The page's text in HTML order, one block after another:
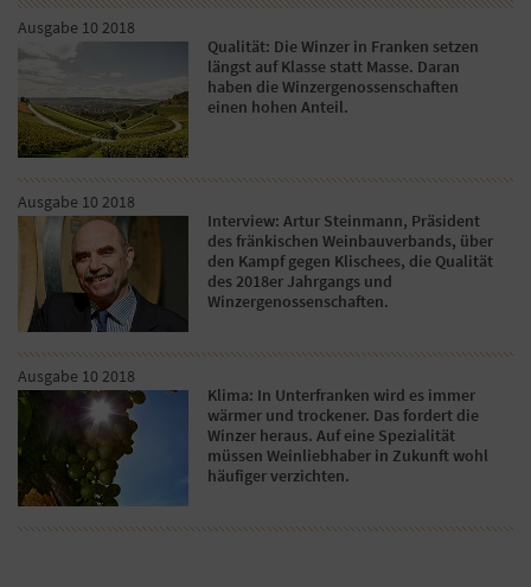
Ausgabe 10 2018
Qualität: Die Winzer in Franken setzen
längst auf Klasse statt Masse. Daran
haben die Winzergenossenschaften
einen hohen Anteil.
Ausgabe 10 2018
Interview: Artur Steinmann, Präsident
des fränkischen Weinbauverbands, über
den Kampf gegen Klischees, die Qualität
des 2018er Jahrgangs und
Winzergenossenschaften.
Ausgabe 10 2018
Klima: In Unterfranken wird es immer
wärmer und trockener. Das fordert die
Winzer heraus. Auf eine Spezialität
müssen Weinliebhaber in Zukunft wohl
häufiger verzichten.